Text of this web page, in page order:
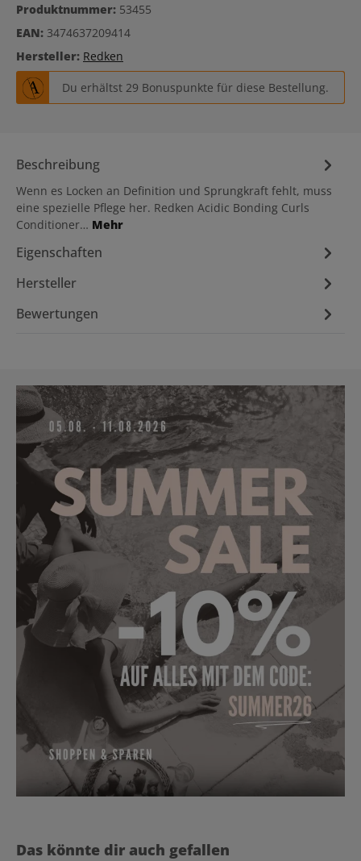
Produktnummer: 53455
EAN: 3474637209414
Hersteller: Redken
Du erhältst 29 Bonuspunkte für diese Bestellung.
Beschreibung
Wenn es Locken an Definition und Sprungkraft fehlt, muss
eine spezielle Pflege her. Redken Acidic Bonding Curls
Conditioner… Mehr
Eigenschaften
Hersteller
Bewertungen
Produktgalerie überspringen
Das könnte dir auch gefallen